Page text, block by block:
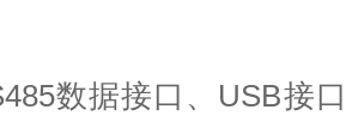
数据接口、 USB接口